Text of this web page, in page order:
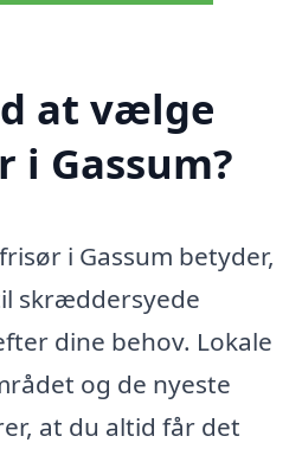
at vælge
i Gassum?
i Gassum betyder,
skræddersyede
dine behov. Lokale
og de nyeste
at du altid får det